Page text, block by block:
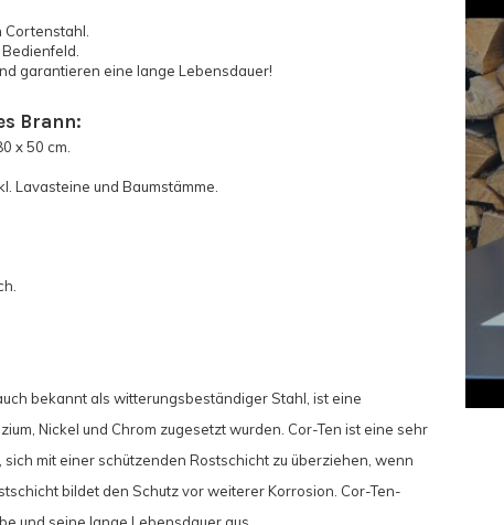
garantieren eine lange Lebensdauer!
Brann:
x 50 cm.
Lavasteine und Baumstämme
bekannt als witterungsbeständiger Stahl, ist eine
Nickel und Chrom zugesetzt wurden. Cor-Ten ist eine sehr
mit einer schützenden Rostschicht zu überziehen, wenn
bildet den Schutz vor weiterer Korrosion. Cor-Ten-